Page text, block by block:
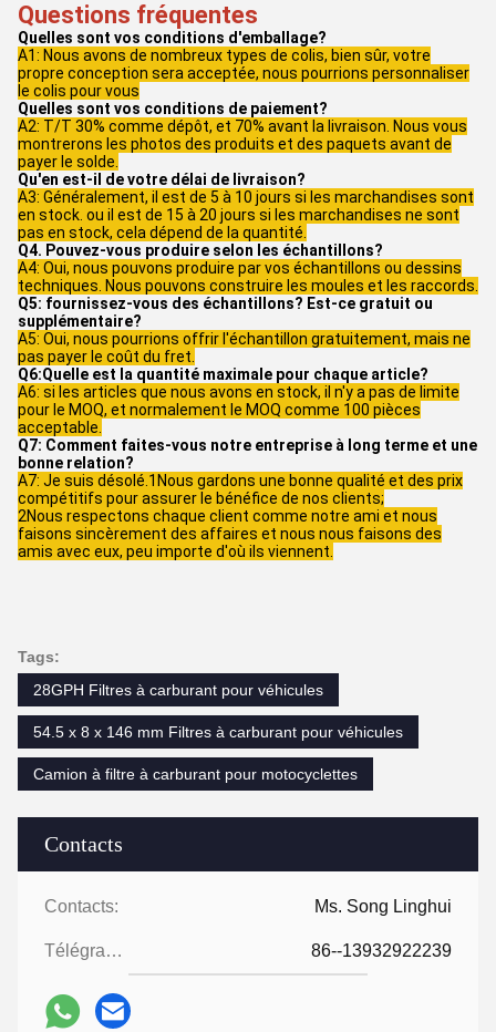
Contacts
Contacts: Ms. Song Linghui
Télégramme: 86--13932922239
Questions fréquentes
Quelles sont vos conditions d'emballage?
A1: Nous avons de nombreux types de colis, bien sûr, votre
propre conception sera acceptée, nous pourrions personnaliser
le colis pour vous
Quelles sont vos conditions de paiement?
A2: T/T 30% comme dépôt, et 70% avant la livraison. Nous vous
montrerons les photos des produits et des paquets avant de
payer le solde.
Qu'en est-il de votre délai de livraison?
A3: Généralement, il est de 5 à 10 jours si les marchandises sont
en stock. ou il est de 15 à 20 jours si les marchandises ne sont
pas en stock, cela dépend de la quantité.
Q4. Pouvez-vous produire selon les échantillons?
A4: Oui, nous pouvons produire par vos échantillons ou dessins
techniques. Nous pouvons construire les moules et les raccords.
Q5: fournissez-vous des échantillons? Est-ce gratuit ou
supplémentaire?
A5: Oui, nous pourrions offrir l'échantillon gratuitement, mais ne
pas payer le coût du fret.
Q6:Quelle est la quantité maximale pour chaque article?
A6: si les articles que nous avons en stock, il n'y a pas de limite
pour le MOQ, et normalement le MOQ comme 100 pièces
acceptable.
Q7: Comment faites-vous notre entreprise à long terme et une
bonne relation?
A7: Je suis désolé.1Nous gardons une bonne qualité et des prix
compétitifs pour assurer le bénéfice de nos clients;
2Nous respectons chaque client comme notre ami et nous
faisons sincèrement des affaires et nous nous faisons des
amis avec eux, peu importe d'où ils viennent.
Tags:
28GPH Filtres à carburant pour véhicules
54.5 x 8 x 146 mm Filtres à carburant pour véhicules
Camion à filtre à carburant pour motocyclettes